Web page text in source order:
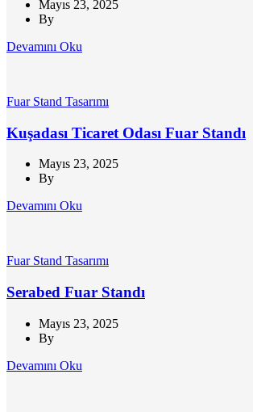
Mayıs 23, 2025
By
Devamını Oku
Fuar Stand Tasarımı
Kuşadası Ticaret Odası Fuar Standı
Mayıs 23, 2025
By
Devamını Oku
Fuar Stand Tasarımı
Serabed Fuar Standı
Mayıs 23, 2025
By
Devamını Oku